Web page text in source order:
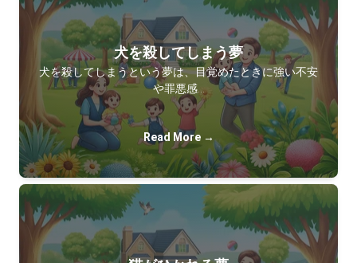
犬を殺してしまう夢
犬を殺してしまうという夢は、目覚めたときに強い不安
や罪悪感…
Read More →